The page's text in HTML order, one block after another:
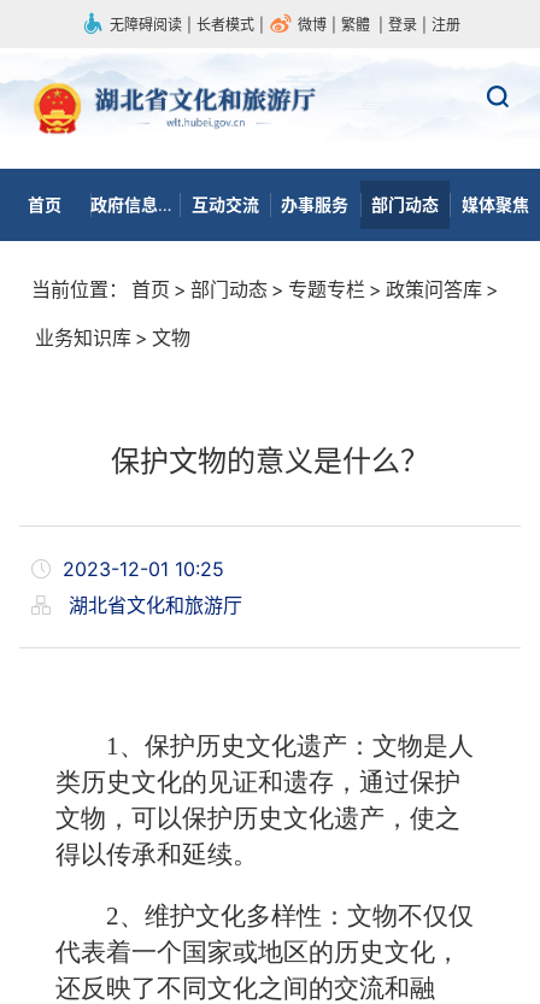
无障碍阅读 长者模式 微博 繁體 登录 注册
首页 政府信息公开 互动交流 办事服务 部门动态 媒体聚焦
当前位置： 首页 > 部门动态 > 专题专栏 > 政策问答库 >
业务知识库 > 文物
保护文物的意义是什么？
2023-12-01 10:25
湖北省文化和旅游厅
1、保护历史文化遗产：文物是人
类历史文化的见证和遗存，通过保护
文物，可以保护历史文化遗产，使之
得以传承和延续。
2、维护文化多样性：文物不仅仅
代表着一个国家或地区的历史文化，
还反映了不同文化之间的交流和融